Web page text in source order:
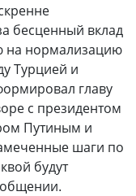
бесценный вклад
на нормализацию
Турцией и
главу
с президентом
Путиным и
шаги по
будут